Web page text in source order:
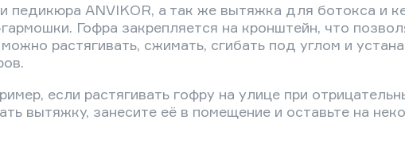
ANVIKOR, а так же вытяжка для ботокса и
Гофра закрепляется на кронштейн, что
растягивать, сжимать, сгибать под углом и
если растягивать гофру на улице при
вытяжку, занесите её в помещение и оставьте на